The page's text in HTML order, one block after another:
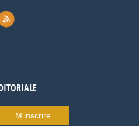
M’inscrire